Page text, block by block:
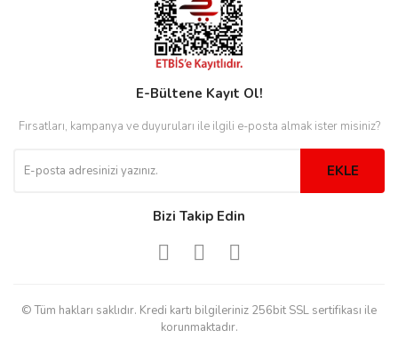
E-Bültene Kayıt Ol!
Fırsatları, kampanya ve duyuruları ile ilgili e-posta almak ister misiniz?
EKLE
Bizi Takip Edin
© Tüm hakları saklıdır. Kredi kartı bilgileriniz 256bit SSL sertifikası ile
korunmaktadır.